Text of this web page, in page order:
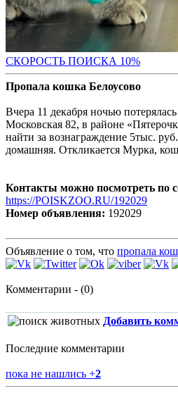
СКОРОСТЬ ПОИСКА 10%
Пропала кошка Белоусово
Вчера 11 декабря ночью
Московская 82, в районе
найти за вознаграждение 5тыс.
домашняя. Откликается Мурка,
Контакты можно посмотреть по
https://POISKZOO.RU/192029
Номер объявления: 192029
Объявление о том, что пропала
Комментарии - (0)
Добавить
Последние комментарии
пока не нашлись +2